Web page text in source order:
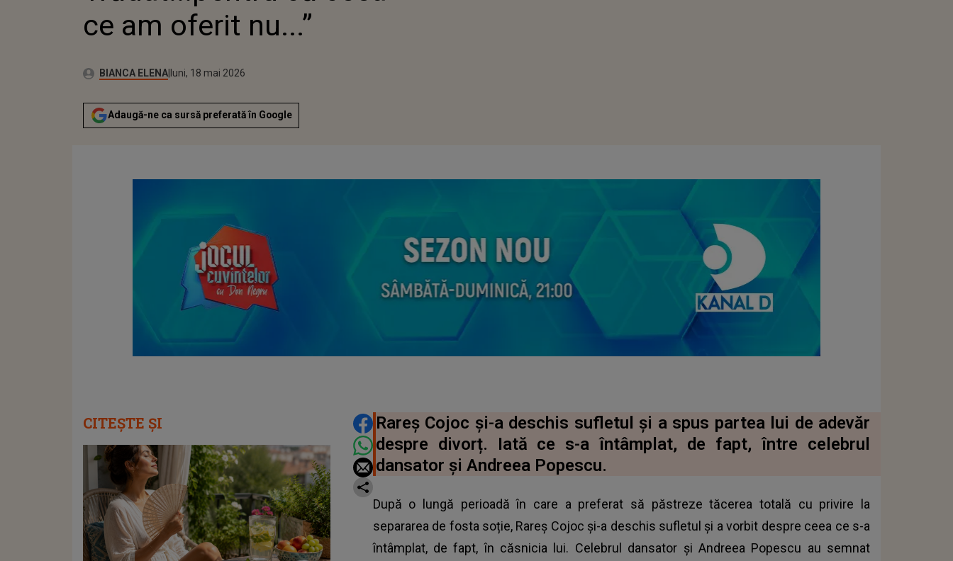
ce am oferit nu...”
Autor:BIANCA ELENAPublicat:
luni, 18 mai 2026
Actualizat:
luni, 18 mai 2026
Adaugă-ne ca sursă preferată în Google
DISTRIBUIE ARTICOLUL
Rareș Cojoc și-a deschis sufletul și a spus partea lui de adevăr
despre divorț. Iată ce s-a întâmplat, de fapt, între celebrul
dansator și Andreea Popescu.
După o lungă perioadă în care a preferat să păstreze tăcerea totală cu privire la
separarea de fosta soție, Rareș Cojoc și-a deschis sufletul și a vorbit despre ceea ce s-a
întâmplat, de fapt, în căsnicia lui. Celebrul dansator și Andreea Popescu au semnat
CITEȘTE ȘI